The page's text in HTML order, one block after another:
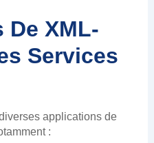
XML-
Services
applications de
: